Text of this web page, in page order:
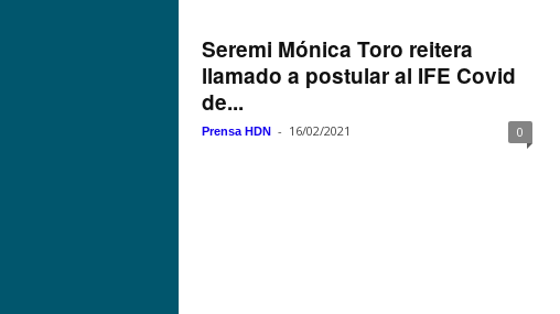
Seremi Mónica Toro reitera
llamado a postular al IFE Covid
de...
Prensa HDN - 16/02/2021 0